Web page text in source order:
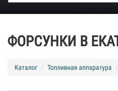
ФОРСУНКИ В
Каталог Топливная аппаратура